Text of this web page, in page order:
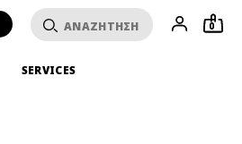
0
SERVICES